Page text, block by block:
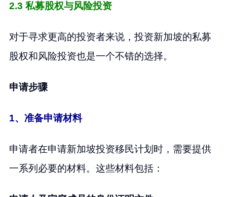
2.3 私募股权与风险投资
对于寻求更高的投资者来说，投资新加坡的私募
股权和风险投资也是一个不错的选择。
申请步骤
1、准备申请材料
申请者在申请新加坡投资移民计划时，需要提供
一系列必要的材料。这些材料包括：